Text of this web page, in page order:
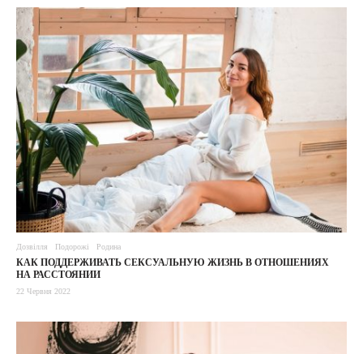
Дозвілля Подорожі Родина
КАК ПОДДЕРЖИВАТЬ СЕКСУАЛЬНУЮ ЖИЗНЬ В ОТНОШЕНИЯХ
НА РАССТОЯНИИ
22 Червня 2022